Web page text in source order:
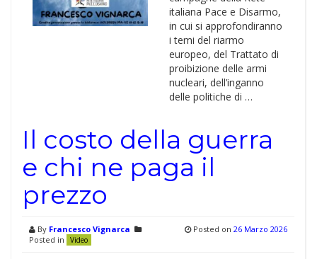
italiana Pace e Disarmo,
in cui si approfondiranno
i temi del riarmo
europeo, del Trattato di
proibizione delle armi
nucleari, dell’inganno
delle politiche di …
Il costo della guerra
e chi ne paga il
prezzo
By Francesco Vignarca
Posted in
Video
Posted on 26 Marzo 2026